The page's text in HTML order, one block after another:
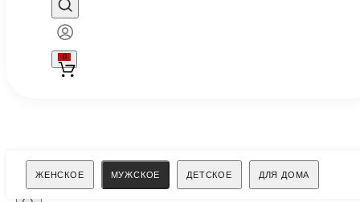
0
ЖЕНСКОЕ МУЖСКОЕ ДЕТСКОЕ ДЛЯ ДОМА
Поиск